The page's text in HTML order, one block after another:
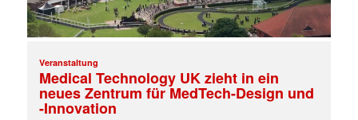
Veranstaltung
Medical Technology UK zieht in ein
neues Zentrum für MedTech-Design und
-Innovation